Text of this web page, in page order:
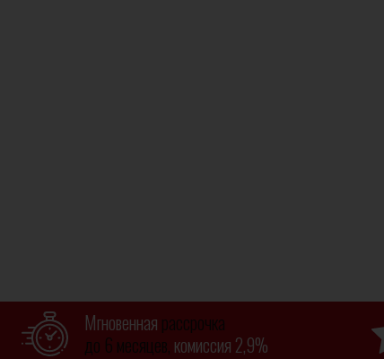
Мгновенная рассрочка
до 6 месяцев, комиссия 2,9%